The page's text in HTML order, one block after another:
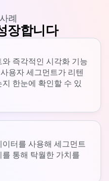
례
장합니다
즉각적인 시각화 기능
용자 세그먼트가 리텐
한눈에 확인할 수 있
터를 사용해 세그먼트
통해 탁월한 가치를